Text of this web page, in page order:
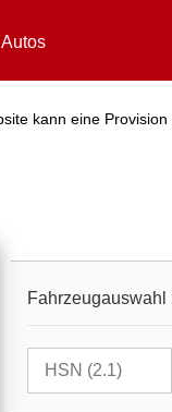
kann eine
Fahrzeugauswahl